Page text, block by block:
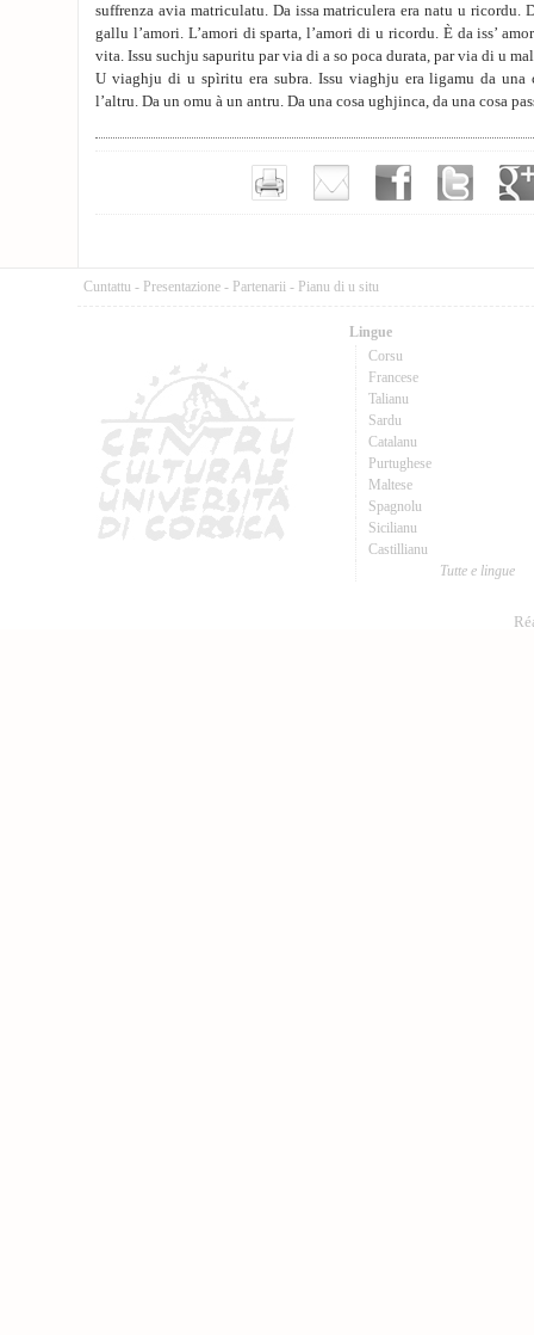
suffrenza avia matriculatu. Da issa matriculera era natu u ricordu.
gallu l’amori. L’amori di sparta, l’amori di u ricordu. È da iss’
vita. Issu suchju sapuritu par via di a so poca durata, par via di u
U viaghju di u spìritu era subra. Issu viaghju era ligamu da una
l’altru. Da un omu à un antru. Da una cosa ughjinca, da una cosa
Cuntattu - Presentazione - Partenarii - Pianu di u situ
Lingue
Corsu
Francese
Talianu
Sardu
Catalanu
Purtughese
Maltese
Spagnolu
Sicilianu
Castillianu
Tutte e lingue